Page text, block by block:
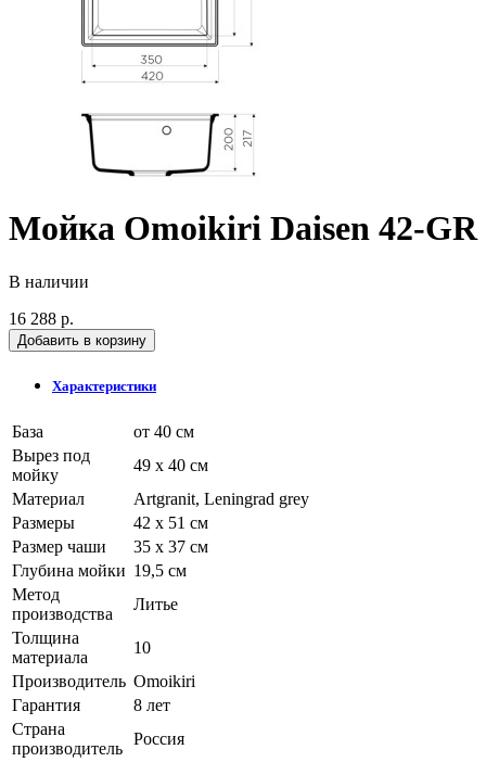
Мойка Omoikiri Daisen 42-GR
В наличии
16 288 р.
Добавить в корзину
Характеристики
База
от 40 см
Вырез под
мойку
49 х 40 см
Материал
Artgranit, Leningrad grey
Размеры
42 x 51 см
Размер чаши
35 x 37 см
Глубина мойки 19,5 см
Метод
производства
Литье
Толщина
материала
10
Производитель Omoikiri
Гарантия
8 лет
Страна
производитель
Россия